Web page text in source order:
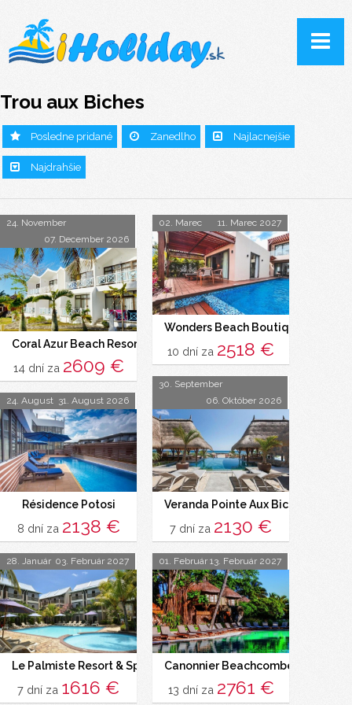
Trou aux Biches
Posledne pridané Zanedlho Najlacnejšie
Najdrahšie
24. November
07. December 2026
Coral Azur Beach Resort (Mon Choisy)
14 dní za 2609 €
02. Marec 11. Marec 2027
Wonders Beach Boutique Hotel
10 dní za 2518 €
30. September
06. Október 2026
Veranda Pointe Aux Biches (Pointe
7 dní za 2130 €
24. August 31. August 2026
Résidence Potosi
8 dní za 2138 €
28. Január 03. Február 2027
Le Palmiste Resort & Spa
7 dní za 1616 €
01. Február 13. Február 2027
Canonnier Beachcomber Golf
13 dní za 2761 €